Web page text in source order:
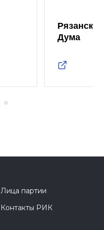
Дума
Лица партии
Контакты РИК